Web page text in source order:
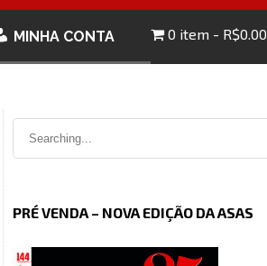
MINHA CONTA 0 item R$0.00
PRÉ VENDA – NOVA EDIÇÃO DA ASAS